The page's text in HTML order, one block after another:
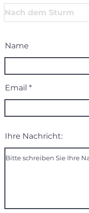
Name
Email
Ihre Nachricht: